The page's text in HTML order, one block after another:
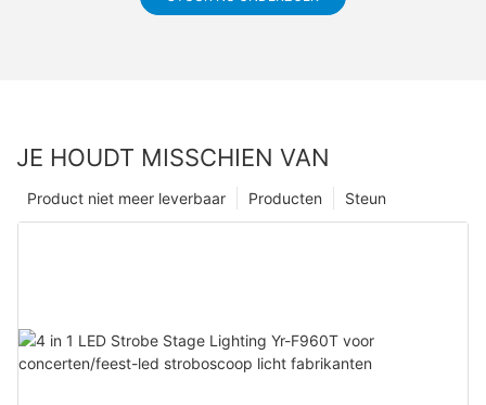
JE HOUDT MISSCHIEN VAN
Steun
Producten
Product niet meer leverbaar